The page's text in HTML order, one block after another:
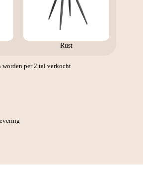
Rust
per 2 tal verkocht